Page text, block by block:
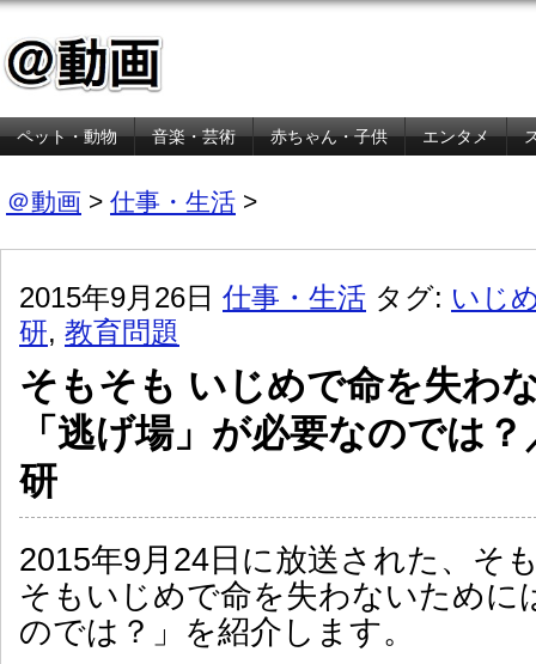
ペット・動物 音楽・芸術 赤ちゃん・子供 エンタメ
＠動画 > 仕事・生活 >
2015年9月26日 仕事・生活 タグ: いじ
研, 教育問題
そもそも いじめで命を失わ
「逃げ場」が必要なのでは
研
2015年9月24日に放送された、そ
そもいじめで命を失わないために
のでは？」を紹介します。